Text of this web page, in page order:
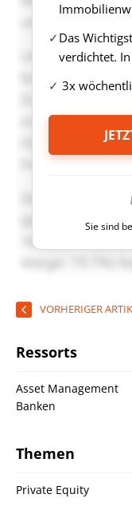
Das
verdichtet.
3x
Sie sind
VORHERIGER
Ressorts
Asset Management
Banken
Themen
Private Equity